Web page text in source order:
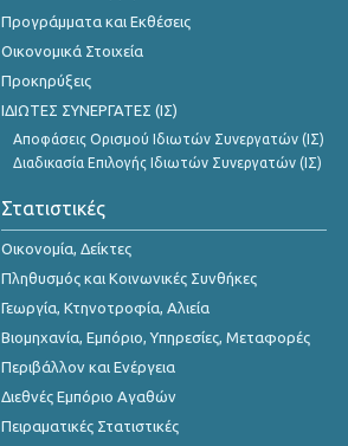
Μαρτίου 2024
Φεβρουαρίου 2024
Ιανουαρίου 2024
Δεκεμβρίου 2023
Νοεμβρίου 2023
Οκτωβρίου 2023
Σεπτεμβρίου 2023
Αυγούστου 2023
Ιουλίου 2023
Προγράμματα και Εκθέσεις
Οικονομικά Στοιχεία
Προκηρύξεις
ΙΔΙΩΤΕΣ ΣΥΝΕΡΓΑΤΕΣ (ΙΣ)
Αποφάσεις Ορισμού Ιδιωτών Συνεργατών (ΙΣ)
Διαδικασία Επιλογής Ιδιωτών Συνεργατών (ΙΣ)
Στατιστικές
Οικονομία, Δείκτες
Πληθυσμός και Κοινωνικές Συνθήκες
Γεωργία, Κτηνοτροφία, Αλιεία
Βιομηχανία, Εμπόριο, Υπηρεσίες, Μεταφορές
Περιβάλλον και Ενέργεια
Διεθνές Εμπόριο Αγαθών
Πειραματικές Στατιστικές